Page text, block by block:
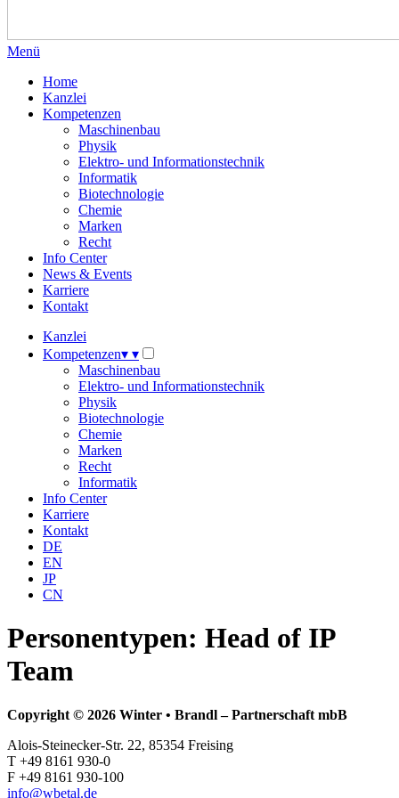
Menü
Home
Kanzlei
Kompetenzen
Maschinenbau
Physik
Elektro- und Informationstechnik
Informatik
Biotechnologie
Chemie
Marken
Recht
Info Center
News & Events
Karriere
Kontakt
Kanzlei
Kompetenzen▾ ▾
Maschinenbau
Elektro- und Informationstechnik
Physik
Biotechnologie
Chemie
Marken
Recht
Informatik
Info Center
Karriere
Kontakt
DE
EN
JP
CN
Personentypen: Head of IP
Team
Copyright © 2026 Winter • Brandl – Partnerschaft mbB
Alois-Steinecker-Str. 22, 85354 Freising
T +49 8161 930-0
F +49 8161 930-100
info@wbetal.de